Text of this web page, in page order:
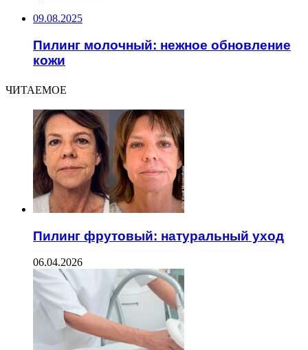
09.08.2025
Пилинг молочный: нежное обновление
кожи
ЧИТАЕМОЕ
Пилинг фрутовый: натуральный уход
06.04.2026